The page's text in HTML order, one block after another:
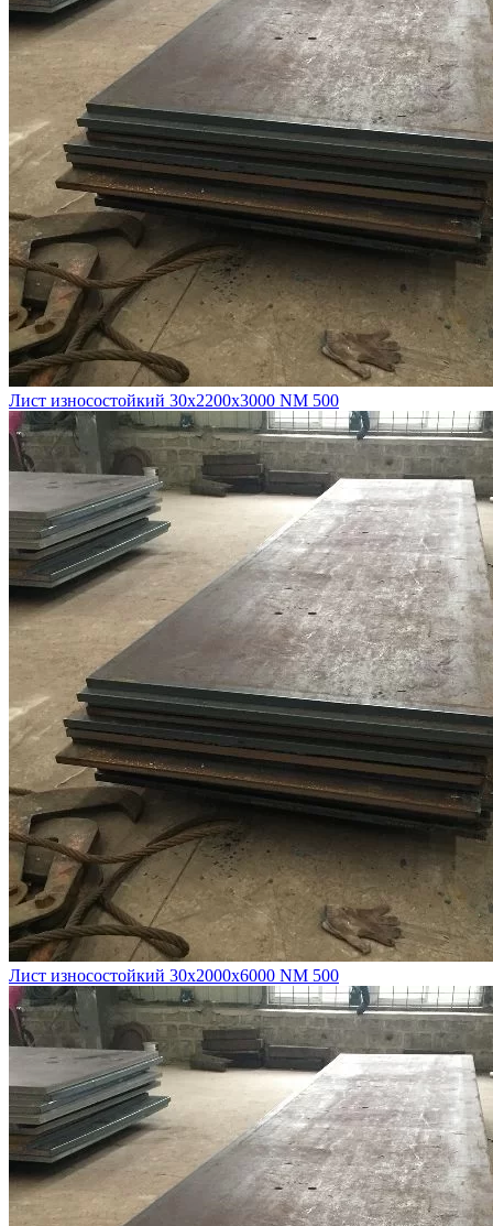
Лист износостойкий 30х2200х3000 NM 500
Лист износостойкий 30х2000х6000 NM 500